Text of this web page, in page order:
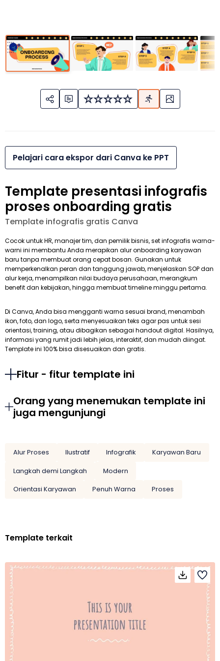
Pelajari cara ekspor dari Canva ke PPT
Template presentasi infografis
proses onboarding gratis
Template infografis gratis Canva
Cocok untuk HR, manajer tim, dan pemilik bisnis, set infografis warna-
warni ini membantu Anda merapikan alur onboarding karyawan
baru tanpa membuat orang cepat bosan. Gunakan untuk
memperkenalkan peran dan tanggung jawab, menjelaskan SOP dan
alur kerja, menampilkan nilai budaya perusahaan, merangkum
benefit dan kebijakan, hingga membuat timeline minggu pertama.
Di Canva, Anda bisa mengganti warna sesuai brand, menambah
ikon, foto, dan logo, serta menyesuaikan teks agar pas untuk sesi
orientasi, training, atau dibagikan sebagai handout digital. Hasilnya,
informasi yang rumit jadi lebih jelas, interaktif, dan mudah diingat.
Template ini 100% bisa disesuaikan dan gratis.
Fitur - fitur template ini
Orang yang menemukan template ini
juga mengunjungi
Alur Proses Ilustratif Infografik
Karyawan Baru
Langkah demi Langkah
Modern
Orientasi Karyawan
Penuh Warna Proses
Template terkait